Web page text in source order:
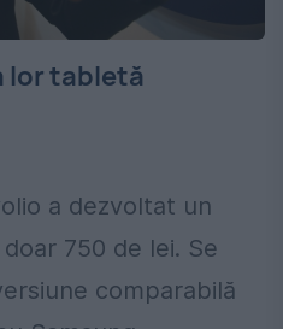
lor tabletă
a dezvoltat un
750 de lei. Se
comparabilă